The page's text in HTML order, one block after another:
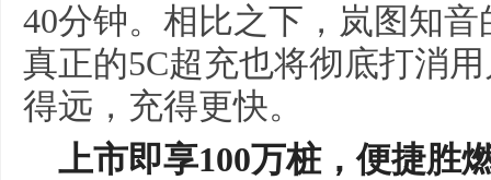
40分钟。相比之下，岚图知
真正的5C超充也将彻底打消
得远，充得更快。
上市即享100万桩，便捷胜